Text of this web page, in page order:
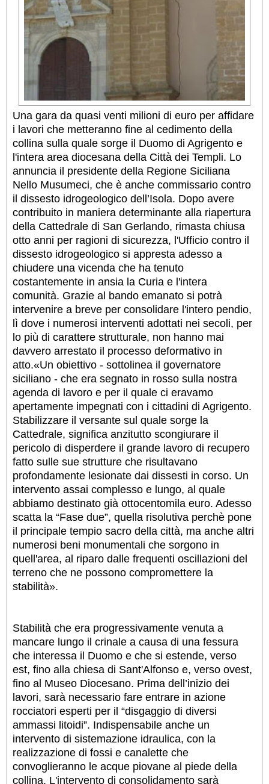
Una gara da quasi venti milioni di euro per affidare
i lavori che metteranno fine al cedimento della
collina sulla quale sorge il Duomo di Agrigento e
l'intera area diocesana della Città dei Templi. Lo
annuncia il presidente della Regione Siciliana
Nello Musumeci, che è anche commissario contro
il dissesto idrogeologico dell’Isola. Dopo avere
contribuito in maniera determinante alla riapertura
della Cattedrale di San Gerlando, rimasta chiusa
otto anni per ragioni di sicurezza, l'Ufficio contro il
dissesto idrogeologico si appresta adesso a
chiudere una vicenda che ha tenuto
costantemente in ansia la Curia e l'intera
comunità. Grazie al bando emanato si potrà
intervenire a breve per consolidare l'intero pendio,
lì dove i numerosi interventi adottati nei secoli, per
lo più di carattere strutturale, non hanno mai
davvero arrestato il processo deformativo in
atto.«Un obiettivo - sottolinea il governatore
siciliano - che era segnato in rosso sulla nostra
agenda di lavoro e per il quale ci eravamo
apertamente impegnati con i cittadini di Agrigento.
Stabilizzare il versante sul quale sorge la
Cattedrale, significa anzitutto scongiurare il
pericolo di disperdere il grande lavoro di recupero
fatto sulle sue strutture che risultavano
profondamente lesionate dai dissesti in corso. Un
intervento assai complesso e lungo, al quale
abbiamo destinato già ottocentomila euro. Adesso
scatta la “Fase due”, quella risolutiva perchè pone
il principale tempio sacro della città, ma anche altri
numerosi beni monumentali che sorgono in
quell'area, al riparo dalle frequenti oscillazioni del
terreno che ne possono compromettere la
stabilità».
Stabilità che era progressivamente venuta a
mancare lungo il crinale a causa di una fessura
che interessa il Duomo e che si estende, verso
est, fino alla chiesa di Sant'Alfonso e, verso ovest,
fino al Museo Diocesano. Prima dell’inizio dei
lavori, sarà necessario fare entrare in azione
rocciatori esperti per il “disgaggio di diversi
ammassi litoidi”. Indispensabile anche un
intervento di sistemazione idraulica, con la
realizzazione di fossi e canalette che
convoglieranno le acque piovane al piede della
collina. L'intervento di consolidamento sarà